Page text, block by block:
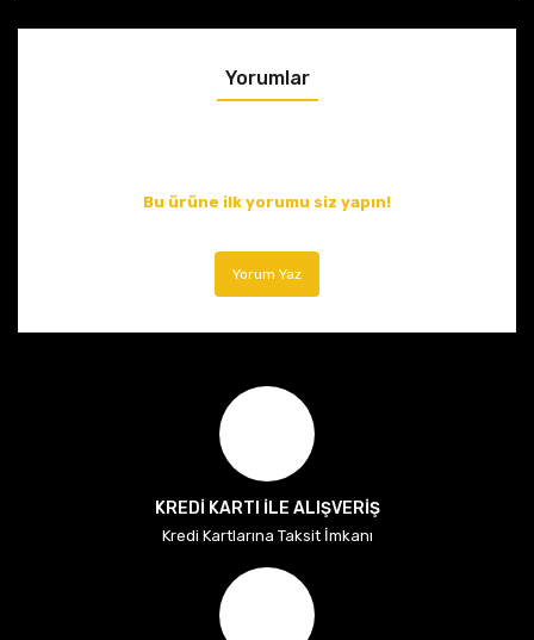
Yorumlar
Bu ürüne ilk yorumu siz yapın!
Yorum Yaz
KREDİ KARTI İLE ALIŞVERİŞ
Kredi Kartlarına Taksit İmkanı